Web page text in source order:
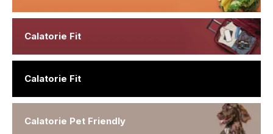
Calatorie Fit
Calatorie Fit
Calatorie Pet Friendly